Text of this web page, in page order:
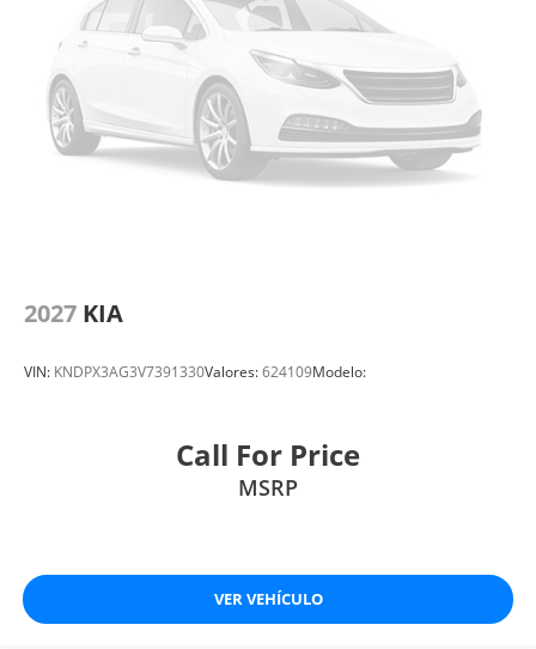
2027 KIA
VIN: KNDPX3AG3V7391330Valores:624109Modelo:
Call For Price
MSRP
VER VEHÍCULO